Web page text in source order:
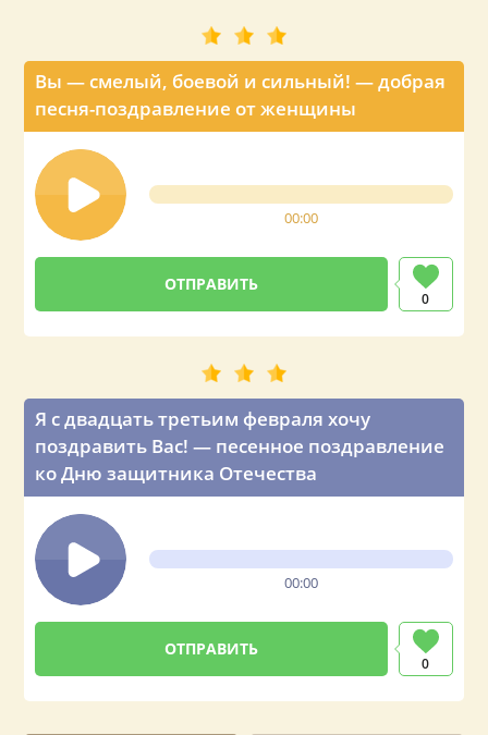
Вы — смелый, боевой и сильный! — добрая
песня-поздравление от женщины
00:00
0
Я с двадцать третьим февраля хочу
поздравить Вас! — песенное поздравление
ко Дню защитника Отечества
00:00
0